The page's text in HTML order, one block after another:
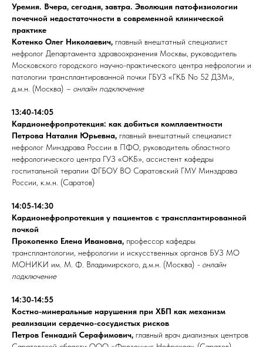
Уремия. Вчера, сегодня, завтра. Эволюция патофизиологии
почечной недостаточности в современной клинической
практике
Котенко Олег Николаевич, главный внештатный специалист
нефролог Департамента здравоохранения Москвы, руководитель
Московского городского научно-практического центра нефрологии и
патологии трансплантированной почки ГБУЗ «ГКБ No 52 ДЗМ»,
д.м.н. (Москва) – онлайн подключение
13:40-14:05
Кардионефропротекция: как добиться комплаентности
Петрова Наталия Юрьевна, главный внештатный специалист
нефролог Минздрава России в ПФО, руководитель областного
нефрологического центра ГУЗ «ОКБ», ассистент кафедры
госпитальной терапии ФГБОУ ВО Саратовский ГМУ Минздрава
России, к.м.н. (Саратов)
14:05-14:30
Кардионефропротекция у пациентов с трансплантированной
почкой
Прокопенко Елена Ивановна, профессор кафедры
трансплантологии, нефрологии и искусственных органов БУЗ МО
МОНИКИ им. М. Ф. Владимирского, д.м.н. (Москва) - онлайн
подключение
14:30-14:55
Костно-минеральные нарушения при ХБП как механизм
реализации сердечно-сосудистых рисков
Петров Геннадий Серафимович, главный врач диализных центров